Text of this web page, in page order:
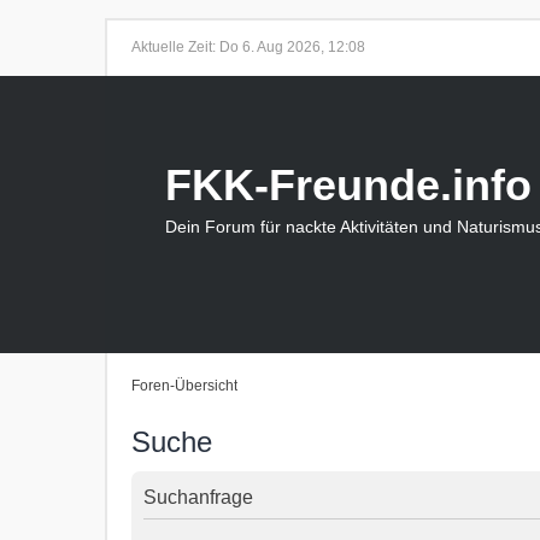
Aktuelle Zeit: Do 6. Aug 2026, 12:08
FKK-Freunde.info
Dein Forum für nackte Aktivitäten und
Foren-Übersicht
Suche
Suchanfrage